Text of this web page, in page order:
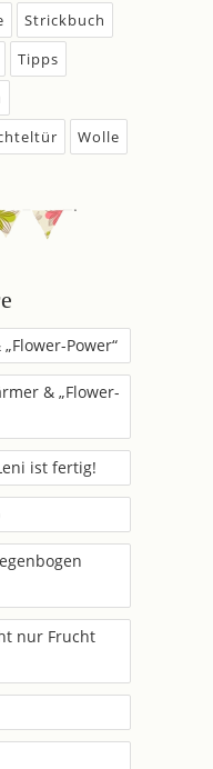
Strickbuch
Tipps
Wolle
Power“
& „Flower-
ist fertig!
nur Frucht